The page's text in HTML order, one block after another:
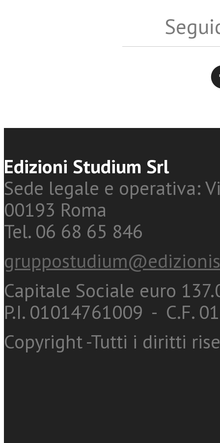
Edizioni Studium Srl
Sede legale e operativa:
00193 Roma
Tel. 06 68 65 846
Capitale Sociale euro
P.I. 01014761009 - C.F.
Copyright -Tutti i diritti